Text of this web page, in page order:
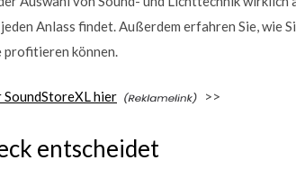
Anlass findet. Außerdem erfahren Sie, wie
können.
SoundStoreXL hier >>
entscheidet